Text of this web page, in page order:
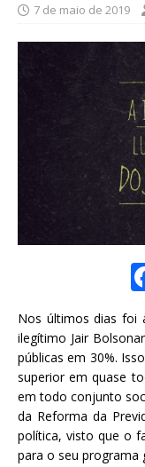
7 de maio de 2019
Nos últimos dias foi
ilegítimo Jair
públicas em 30%.
superior em quase
em todo conjunto
da Reforma da
política, visto que o
para o seu programa